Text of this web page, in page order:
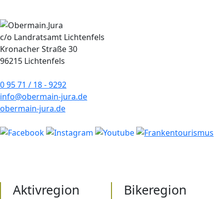
c/o Landratsamt Lichtenfels
Kronacher Straße 30
96215 Lichtenfels
0 95 71 / 18 - 9292
info@obermain-jura.de
obermain-jura.de
Aktivregion Bikeregion